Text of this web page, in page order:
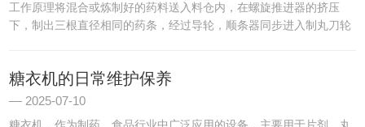
工作原理将混合或炼制好的药料送入料仓内，在螺旋推进器的挤压
下，制出三根直径相同的药条，经过导轮，顺条器同步进入制丸刀轮
测...
糖衣机的日常维护保养
2025-07-10